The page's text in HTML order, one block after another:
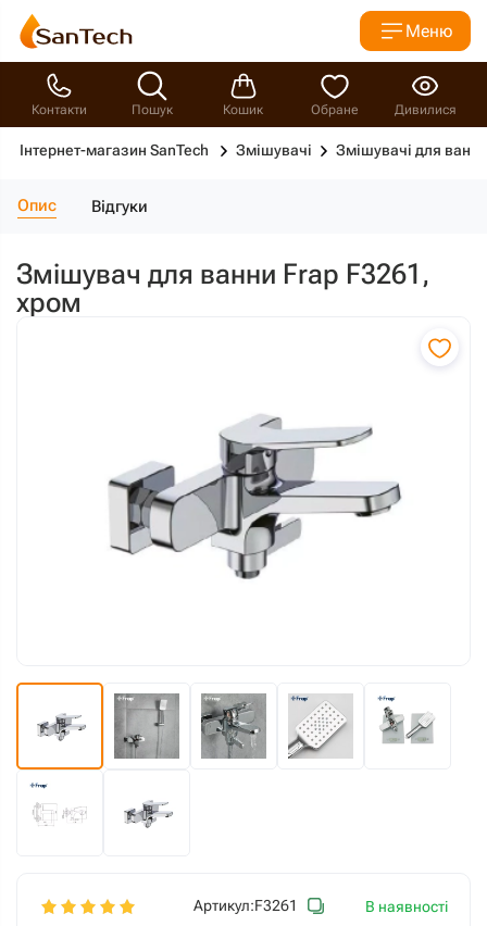
Меню
Контакти Пошук Кошик Обране Дивилися
Інтернет-магазин SanTech Змішувачі Змішувачі для ванни
Опис Відгуки
Змішувач для ванни Frap F3261,
хром
Артикул:F3261 В наявності